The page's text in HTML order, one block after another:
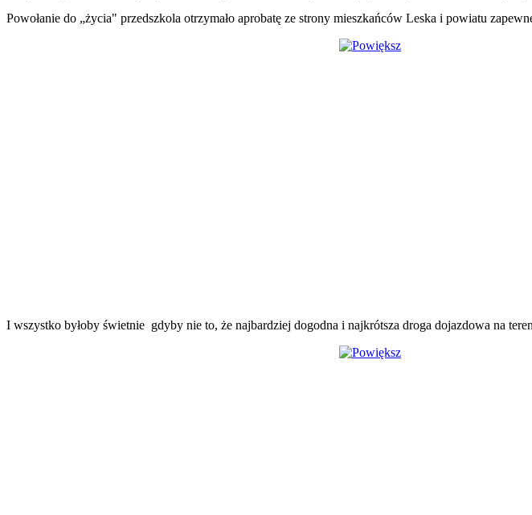
Powołanie do „życia" przedszkola otrzymało aprobatę ze strony mieszkańców Leska i powiatu
I wszystko byłoby świetnie gdyby nie to, że najbardziej dogodna i najkrótsza droga dojazdowa na